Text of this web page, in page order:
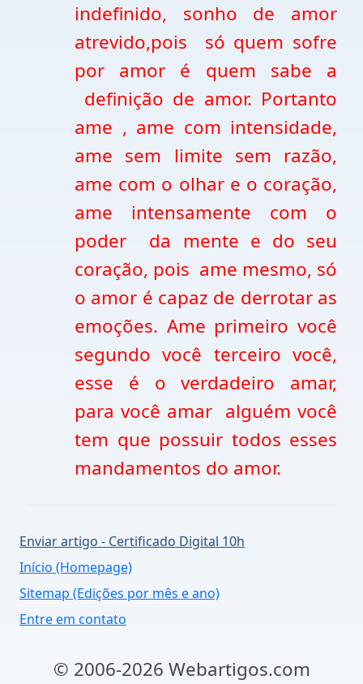
indefinido, sonho de amor
atrevido,pois só quem sofre
por amor é quem sabe a
definição de amor. Portanto
ame , ame com intensidade,
ame sem limite sem razão,
ame com o olhar e o coração,
ame intensamente com o
poder da mente e do seu
coração, pois ame mesmo, só
o amor é capaz de derrotar as
emoções. Ame primeiro você
segundo você terceiro você,
esse é o verdadeiro amar,
para você amar alguém você
tem que possuir todos esses
mandamentos do amor.
Enviar artigo - Certificado Digital 10h
Início (Homepage)
Sitemap (Edições por mês e ano)
Entre em contato
© 2006-2026 Webartigos.com